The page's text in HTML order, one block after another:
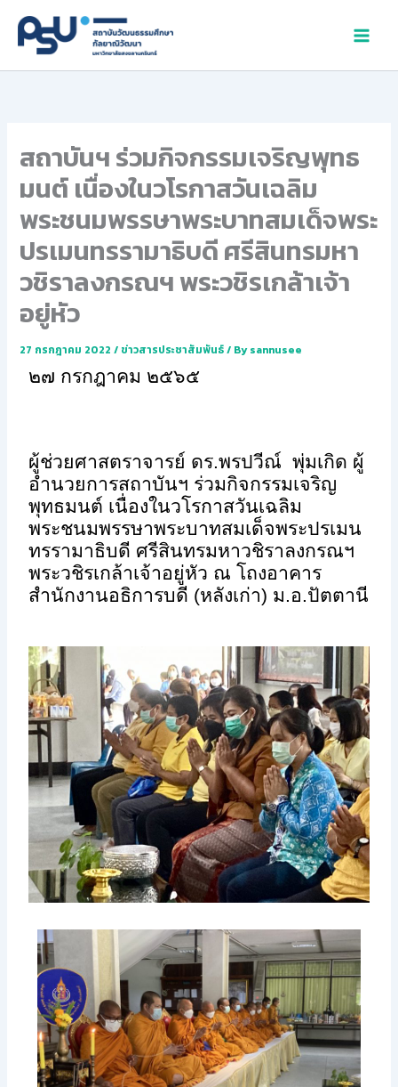
content
สถาบันฯ ร่วมกิจกรรมเจริญพุทธ
มนต์ เนื่องในวโรกาสวันเฉลิม
พระชนมพรรษาพระบาทสมเด็จพระ
ปรเมนทรรามาธิบดี ศรีสินทรมหา
วชิราลงกรณฯ พระวชิรเกล้าเจ้า
อยู่หัว
27 กรกฎาคม 2022/ ข่าวสารประชาสัมพันธ์/ Bysannusee
๒๗ กรกฎาคม ๒๕๖๕
ผู้ช่วยศาสตราจารย์ ดร.พรปวีณ์ พุ่มเกิด ผู้
อำนวยการสถาบันฯ ร่วมกิจกรรมเจริญ
พุทธมนต์ เนื่องในวโรกาสวันเฉลิม
พระชนมพรรษาพระบาทสมเด็จพระปรเมน
ทรรามาธิบดี ศรีสินทรมหาวชิราลงกรณฯ
พระวชิรเกล้าเจ้าอยู่หัว ณ โถงอาคาร
สำนักงานอธิการบดี (หลังเก่า) ม.อ.ปัตตานี